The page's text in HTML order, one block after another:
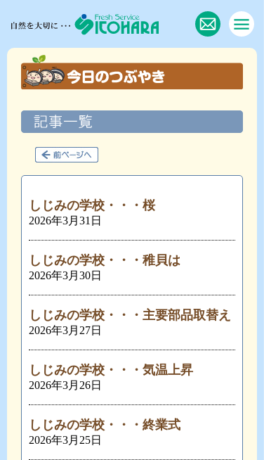
しじみの学校・・・桜
2026年3月31日
しじみの学校・・・稚貝は
2026年3月30日
しじみの学校・・・主要部品取替え
2026年3月27日
しじみの学校・・・気温上昇
2026年3月26日
しじみの学校・・・終業式
2026年3月25日